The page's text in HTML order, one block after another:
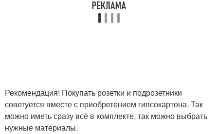
Рекомендация! Покупать розетки и подрозетники
советуется вместе с приобретением гипсокартона. Так
можно иметь сразу всё в комплекте, так можно выбрать
нужные материалы.